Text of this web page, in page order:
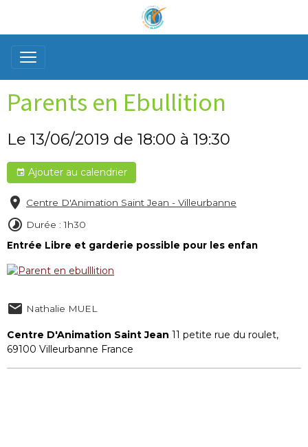
Parents en Ebullition
Le 13/06/2019 de 18:00 à 19:30
Ajouter au calendrier
Centre D'Animation Saint Jean - Villeurbanne
Durée : 1h30
Entrée Libre et garderie possible pour les enfan
Nathalie MUEL
Centre D'Animation Saint Jean 11 petite rue du roulet,
69100 Villeurbanne France